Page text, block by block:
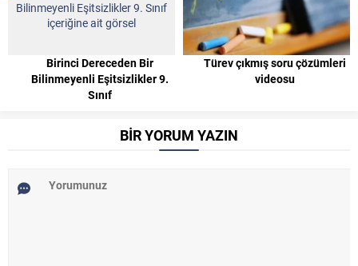
Birinci Dereceden Bir
Bilinmeyenli Eşitsizlikler 9.
Sınıf
Türev çıkmış soru çözümleri
videosu
BİR YORUM YAZIN